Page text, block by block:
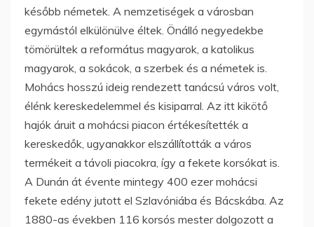
később németek. A nemzetiségek a városban
egymástól elkülönülve éltek. Önálló negyedekbe
tömörültek a református magyarok, a katolikus
magyarok, a sokácok, a szerbek és a németek is.
Mohács hosszú ideig rendezett tanácsú város volt,
élénk kereskedelemmel és kisiparral. Az itt kikötő
hajók áruit a mohácsi piacon értékesítették a
kereskedők, ugyanakkor elszállították a város
termékeit a távoli piacokra, így a fekete korsókat is.
A Dunán át évente mintegy 400 ezer mohácsi
fekete edény jutott el Szlavóniába és Bácskába. Az
1880-as években 116 korsós mester dolgozott a